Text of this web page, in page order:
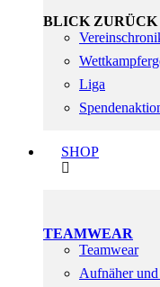
BLICK ZURÜCK
Liga
SHOP
TEAMWEAR
Teamwear
Aufnäher